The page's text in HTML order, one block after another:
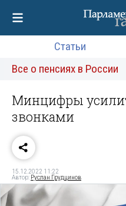
Статьи
Все о пенсиях в России
Минцифры
звонками
15.12.2022 11:22
Автор: Руслан Грудцинов